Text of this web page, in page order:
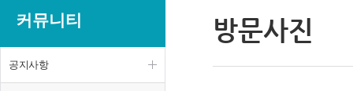
커뮤니티
공지사항
방문사진